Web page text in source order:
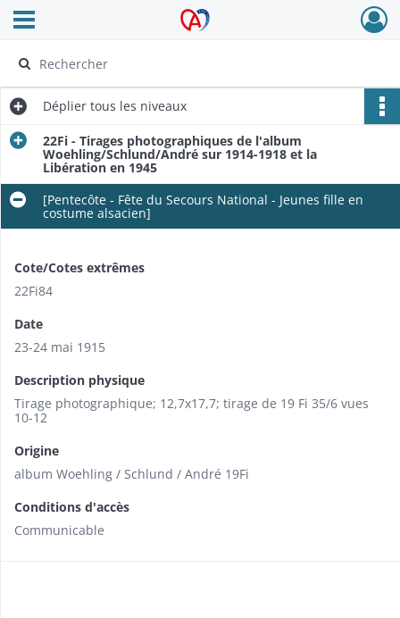
Archives Alsace - Colmar
Ouvrir le menu déroulant
Déplier tous les niveaux
22Fi - Tirages photographiques de l'album
Woehling/Schlund/André sur 1914-1918 et la
Libération en 1945
[Pentecôte - Fête du Secours National - Jeunes fille en
costume alsacien]
Cote/Cotes extrêmes
22Fi84
Date
23-24 mai 1915
Description physique
Tirage photographique; 12,7x17,7; tirage de 19 Fi 35/6 vues
10-12
Origine
album Woehling / Schlund / André 19Fi
Conditions d'accès
Communicable